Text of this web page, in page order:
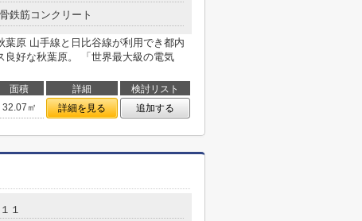
鉄筋コンクリート
原 山手線と日比谷線が利用でき都内
好な秋葉原。 「世界最大級の電気
面積 詳細
検討リスト
32.07㎡ 詳細を見る 追加する
１